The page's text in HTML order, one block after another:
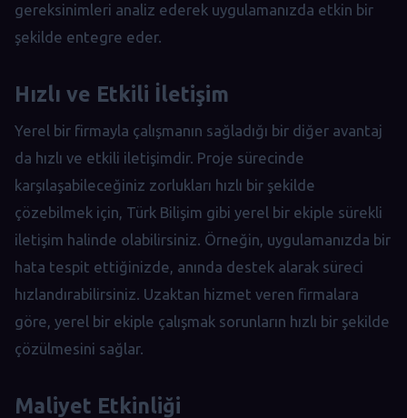
gereksinimleri analiz ederek uygulamanızda etkin bir
şekilde entegre eder.
Hızlı ve Etkili İletişim
Yerel bir firmayla çalışmanın sağladığı bir diğer avantaj
da hızlı ve etkili iletişimdir. Proje sürecinde
karşılaşabileceğiniz zorlukları hızlı bir şekilde
çözebilmek için, Türk Bilişim gibi yerel bir ekiple sürekli
iletişim halinde olabilirsiniz. Örneğin, uygulamanızda bir
hata tespit ettiğinizde, anında destek alarak süreci
hızlandırabilirsiniz. Uzaktan hizmet veren firmalara
göre, yerel bir ekiple çalışmak sorunların hızlı bir şekilde
çözülmesini sağlar.
Maliyet Etkinliği